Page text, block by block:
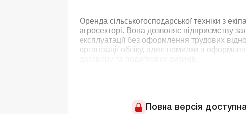
Оренда сільськогосподарської техніки з
агросекторі. Вона дозволяє підприємству
експлуатації без оформлення трудових
організації обліку, адже помилки в
Повна версія